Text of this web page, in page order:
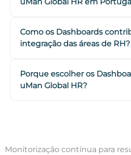
Como os Dashboards
integração das áreas de RH?
Porque escolher os
uMan Global HR?
Monitorização contínua para